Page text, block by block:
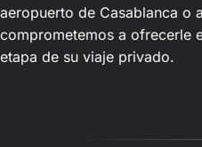
aeropuerto de Casablanca o
comprometemos a ofrecerle
etapa de su viaje privado.